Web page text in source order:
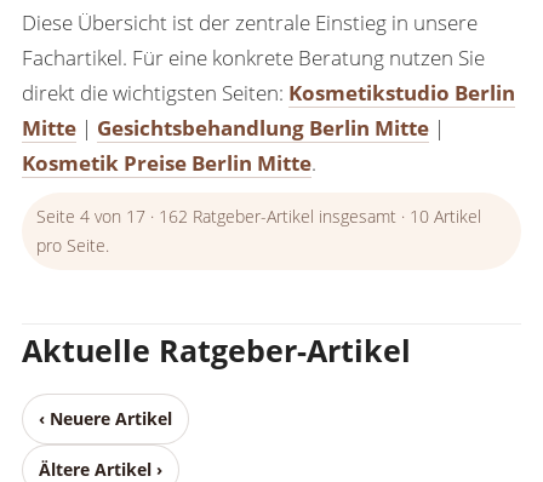
Diese Übersicht ist der zentrale Einstieg in unsere
Fachartikel. Für eine konkrete Beratung nutzen Sie
direkt die wichtigsten Seiten: Kosmetikstudio Berlin
Mitte | Gesichtsbehandlung Berlin Mitte |
Kosmetik Preise Berlin Mitte.
Seite 4 von 17 · 162 Ratgeber-Artikel insgesamt · 10 Artikel
pro Seite.
Aktuelle Ratgeber-Artikel
‹ Neuere Artikel
Ältere Artikel ›